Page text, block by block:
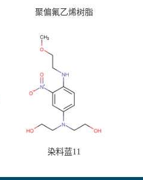
聚偏氟乙烯树脂
染料蓝11